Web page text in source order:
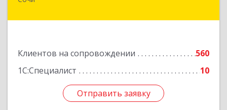
Клиентов на сопровождении
560
1С:Специалист
10
Отправить заявку
Отправить заявку